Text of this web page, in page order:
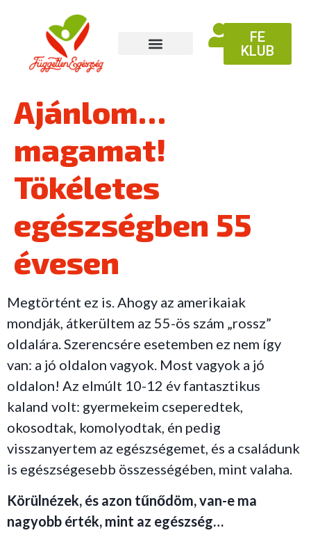
FE
KLUB
Ajánlom…
magamat!
Tökéletes
egészségben 55
évesen
Megtörtént ez is. Ahogy az amerikaiak
mondják, átkerültem az 55-ös szám „rossz”
oldalára. Szerencsére esetemben ez nem így
van: a jó oldalon vagyok. Most vagyok a jó
oldalon! Az elmúlt 10-12 év fantasztikus
kaland volt: gyermekeim cseperedtek,
okosodtak, komolyodtak, én pedig
visszanyertem az egészségemet, és a családunk
is egészségesebb összességében, mint valaha.
Körülnézek, és azon tűnődöm, van-e ma
nagyobb érték, mint az egészség…